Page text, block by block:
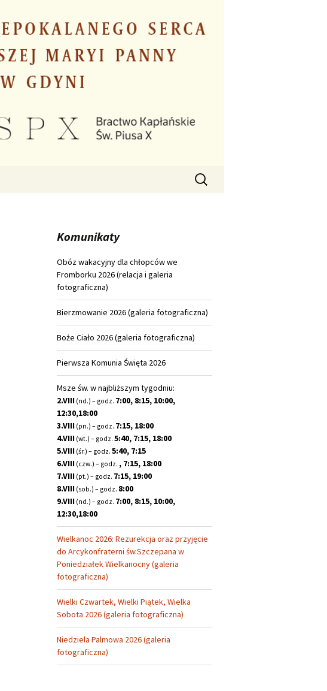
Szukaj:
Komunikaty
Obóz wakacyjny dla chłopców we
Fromborku 2026 (relacja i galeria
fotograficzna)
Bierzmowanie 2026 (galeria fotograficzna)
Boże Ciało 2026 (galeria fotograficzna)
Pierwsza Komunia Święta 2026
Msze św. w najbliższym tygodniu:
2.VIII (nd.) – godz. 7:00, 8:15, 10:00,
12:30,18:00
3.VIII (pn.) – godz. 7:15, 18:00
4.VIII (wt.) – godz. 5:40, 7:15, 18:00
5.VIII (śr.) – godz. 5:40, 7:15
6.VIII (czw.) – godz. , 7:15, 18:00
7.VIII (pt.) – godz. 7:15, 19:00
8.VIII (sob.) – godz. 8:00
9.VIII (nd.) – godz. 7:00, 8:15, 10:00,
12:30,18:00
Wielkanoc 2026: Rezurekcja oraz przyjęcie
do Arcykonfraterni św.Szczepana w
Poniedziałek Wielkanocny (galeria
fotograficzna)
Wielki Czwartek, Wielki Piątek, Wielka
Sobota 2026 (galeria fotograficzna)
Niedziela Palmowa 2026 (galeria
fotograficzna)